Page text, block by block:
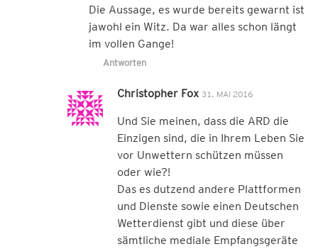
Die Aussage, es wurde bereits gewarnt ist
jawohl ein Witz. Da war alles schon längt
im vollen Gange!
Antworten
Christopher Fox 31. MAI 2016
Und Sie meinen, dass die ARD die
Einzigen sind, die in Ihrem Leben Sie
vor Unwettern schützen müssen
oder wie?!
Das es dutzend andere Plattformen
und Dienste sowie einen Deutschen
Wetterdienst gibt und diese über
sämtliche mediale Empfangsgeräte